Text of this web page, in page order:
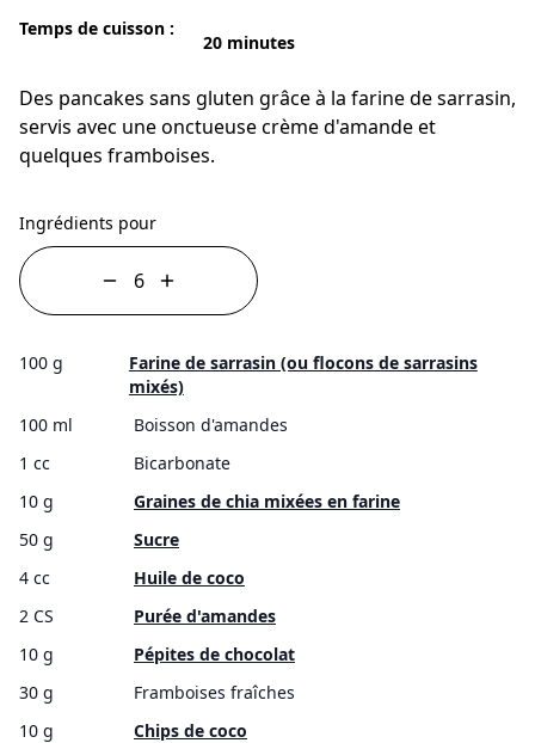
Temps de cuisson :
20 minutes
Des pancakes sans gluten grâce à la farine de sarrasin,
servis avec une onctueuse crème d'amande et
quelques framboises.
Ingrédients pour
100 g
Farine de sarrasin (ou flocons de sarrasins
mixés)
100 ml
Boisson d'amandes
1 cc
Bicarbonate
10 g
Graines de chia mixées en farine
50 g
Sucre
4 cc
Huile de coco
2 CS
Purée d'amandes
10 g
Pépites de chocolat
30 g
Framboises fraîches
10 g
Chips de coco